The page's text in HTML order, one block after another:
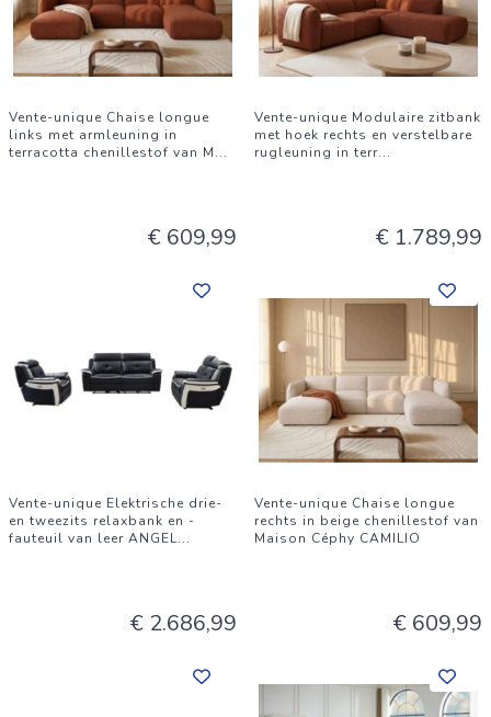
Vente-unique Chaise longue
links met armleuning in
terracotta chenillestof van M...
€ 609,99
Vente-unique Modulaire zitbank
met hoek rechts en verstelbare
rugleuning in terr...
€ 1.789,99
Vente-unique Elektrische drie-
en tweezits relaxbank en -
fauteuil van leer ANGEL...
€ 2.686,99
Vente-unique Chaise longue
rechts in beige chenillestof van
Maison Céphy CAMILIO
€ 609,99